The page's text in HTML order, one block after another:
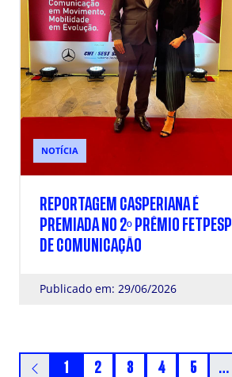
NOTÍCIA
REPORTAGEM CASPERIANA É
PREMIADA NO 2º PRÊMIO FETPESP
DE COMUNICAÇÃO
Publicado em: 29/06/2026
1 2 3 4 5 …